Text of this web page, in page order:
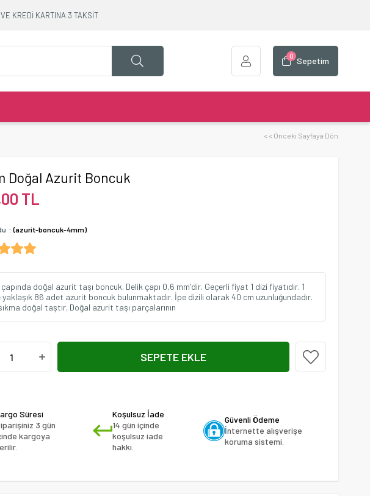
KREDİ KARTINA 3 TAKSİT
Sepetim
0
< < Önceki Sayfaya Dön
Doğal Azurit Boncuk
TL
(azurit-boncuk-4mm)
doğal azurit taşı boncuk. Delik çapı 0,6 mm'dir. Geçerli fiyat 1 dizi fiyatıdır. 1
yaklaşık 86 adet azurit boncuk bulunmaktadır. İpe dizili olarak 40 cm uzunluğundadır.
doğal taştır. Doğal azurit taşı parçalarının
Süresi
3 gün
kargoya
Koşulsuz İade
14 gün içinde
koşulsuz iade
hakkı.
Güvenli Ödeme
İnternette alışverişe
koruma sistemi.